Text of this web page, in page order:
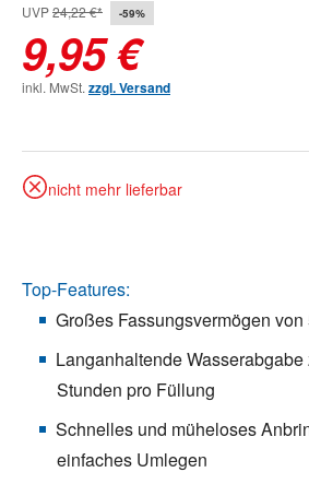
UVP24,22 €* -59%
9,95 €
inkl. MwSt. zzgl. Versand
nicht mehr lieferbar
Top-Features:
Großes Fassungsvermögen von
Langanhaltende
Stunden pro Füllung
Schnelles und müheloses
einfaches Umlegen